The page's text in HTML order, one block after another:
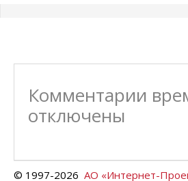
Комментарии
отключены
© 1997-2026 АО «Интернет-